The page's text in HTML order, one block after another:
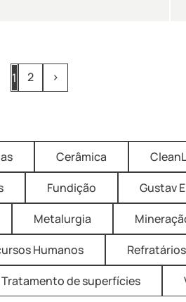
1 2 ›
Cerâmica
Fundição Gustav
Metalurgia
Humanos Refratários
Tratamento de superfícies